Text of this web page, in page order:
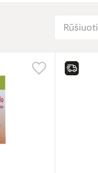
Rūšiuoti